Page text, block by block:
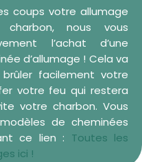
coups votre allumage
nous vous
l’achat d’une
d’allumage ! Cela va
facilement votre
votre feu qui restera
votre charbon. Vous
de cheminées
ce lien : Toutes les
ici !